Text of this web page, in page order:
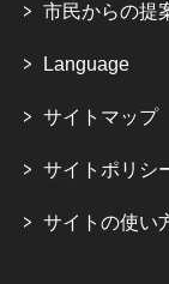
市民からの提
Language
サイトマップ
サイトポリシ
サイトの使い